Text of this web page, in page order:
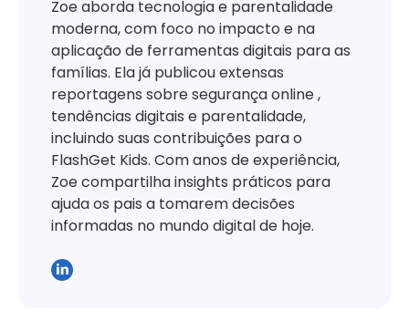
Zoe aborda tecnologia e parentalidade
moderna, com foco no impacto e na
aplicação de ferramentas digitais para as
famílias. Ela já publicou extensas
reportagens sobre segurança online ,
tendências digitais e parentalidade,
incluindo suas contribuições para o
FlashGet Kids. Com anos de experiência,
Zoe compartilha insights práticos para
ajuda os pais a tomarem decisões
informadas no mundo digital de hoje.